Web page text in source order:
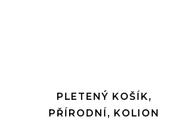
PLETENÝ KOŠÍK,
PŘÍRODNÍ, KOLION